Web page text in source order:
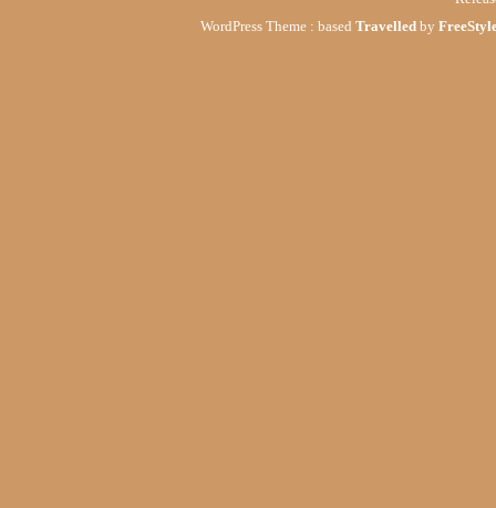
WordPress Theme : based Travelledby